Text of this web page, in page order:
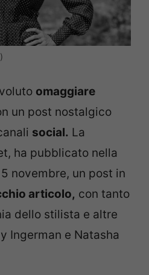
omaggiare
un post nostalgico
social. La
ha pubblicato nella
novembre, un post in
articolo, con tanto
dello stilista e altre
Ingerman e Natasha